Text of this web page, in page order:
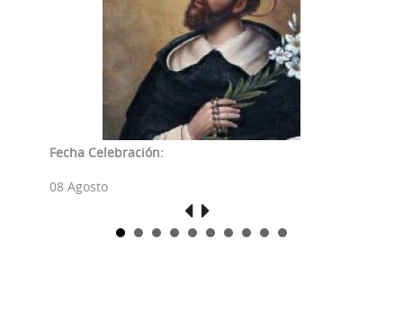
Fecha Celebración:
08 Agosto